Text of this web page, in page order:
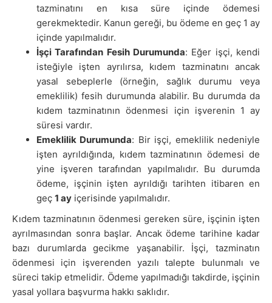
tazminatını en kısa süre içinde ödemesi
gerekmektedir. Kanun gereği, bu ödeme en geç 1 ay
içinde yapılmalıdır.
İşçi Tarafından Fesih Durumunda: Eğer işçi, kendi
isteğiyle işten ayrılırsa, kıdem tazminatını ancak
yasal sebeplerle (örneğin, sağlık durumu veya
emeklilik) fesih durumunda alabilir. Bu durumda da
kıdem tazminatının ödenmesi için işverenin 1 ay
süresi vardır.
Emeklilik Durumunda: Bir işçi, emeklilik nedeniyle
işten ayrıldığında, kıdem tazminatının ödemesi de
yine işveren tarafından yapılmalıdır. Bu durumda
ödeme, işçinin işten ayrıldığı tarihten itibaren en
geç 1 ay içerisinde yapılmalıdır.
Kıdem tazminatının ödenmesi gereken süre, işçinin işten
ayrılmasından sonra başlar. Ancak ödeme tarihine kadar
bazı durumlarda gecikme yaşanabilir. İşçi, tazminatın
ödenmesi için işverenden yazılı talepte bulunmalı ve
süreci takip etmelidir. Ödeme yapılmadığı takdirde, işçinin
yasal yollara başvurma hakkı saklıdır.